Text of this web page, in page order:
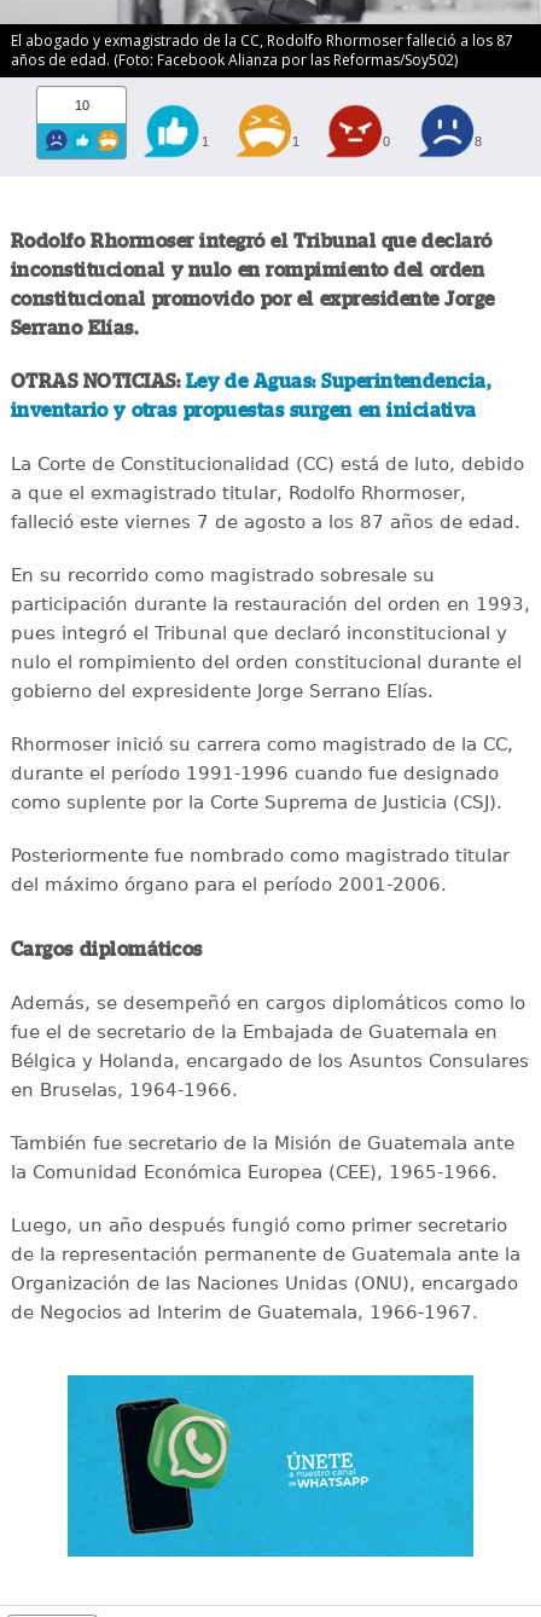
El abogado y exmagistrado de la CC, Rodolfo Rhormoser falleció a los 87
años de edad. (Foto: Facebook Alianza por las Reformas/Soy502)
10
1 1 0 8
Rodolfo Rhormoser integró el Tribunal que declaró
inconstitucional y nulo en rompimiento del orden
constitucional promovido por el expresidente Jorge
Serrano Elías.
OTRAS NOTICIAS: Ley de Aguas: Superintendencia,
inventario y otras propuestas surgen en iniciativa
La Corte de Constitucionalidad (CC) está de luto, debido
a que el exmagistrado titular, Rodolfo Rhormoser,
falleció este viernes 7 de agosto a los 87 años de edad.
En su recorrido como magistrado sobresale su
participación durante la restauración del orden en 1993,
pues integró el Tribunal que declaró inconstitucional y
nulo el rompimiento del orden constitucional durante el
gobierno del expresidente Jorge Serrano Elías.
Rhormoser inició su carrera como magistrado de la CC,
durante el período 1991-1996 cuando fue designado
como suplente por la Corte Suprema de Justicia (CSJ).
Posteriormente fue nombrado como magistrado titular
del máximo órgano para el período 2001-2006.
Cargos diplomáticos
Además, se desempeñó en cargos diplomáticos como lo
fue el de secretario de la Embajada de Guatemala en
Bélgica y Holanda, encargado de los Asuntos Consulares
en Bruselas, 1964-1966.
También fue secretario de la Misión de Guatemala ante
la Comunidad Económica Europea (CEE), 1965-1966.
Luego, un año después fungió como primer secretario
de la representación permanente de Guatemala ante la
Organización de las Naciones Unidas (ONU), encargado
de Negocios ad Interim de Guatemala, 1966-1967.